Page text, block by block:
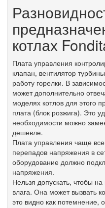
котлах
Плата управления
клапан, вентилятор турбины
работу горелки. В
может дополнительно
моделях котлов для этого
плата (блок розжига). Это
необходимости можно
дешевле.
Плата управления чаще
перепадов напряжения в
оборудование должно
напряжения.
Нельзя допускать, чтобы на
влага. Она может вызвать
это видно как потемнение,